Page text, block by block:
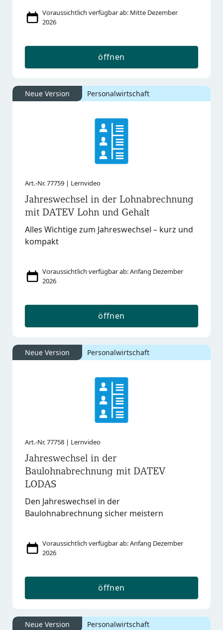
Voraussichtlich verfügbar ab: Mitte Dezember
2026
öffnen
Neue Version Personalwirtschaft
Art.-Nr. 77759 | Lernvideo
Jahreswechsel in der Lohnabrechnung
mit DATEV Lohn und Gehalt
Alles Wichtige zum Jahreswechsel – kurz und
kompakt
Voraussichtlich verfügbar ab: Anfang Dezember
2026
öffnen
Neue Version Personalwirtschaft
Art.-Nr. 77758 | Lernvideo
Jahreswechsel in der
Baulohnabrechnung mit DATEV
LODAS
Den Jahreswechsel in der
Baulohnabrechnung sicher meistern
Voraussichtlich verfügbar ab: Anfang Dezember
2026
öffnen
Neue Version Personalwirtschaft